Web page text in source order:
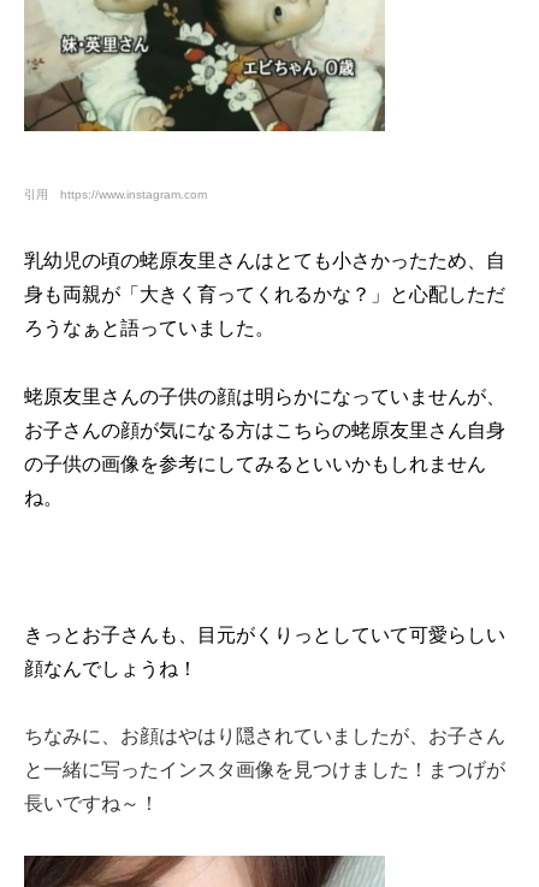
引用 https://www.instagram.com
乳幼児の頃の蛯原友里さんはとても小さかったため、自
身も両親が「大きく育ってくれるかな？」と心配しただ
ろうなぁと語っていました。
蛯原友里さんの子供の顔は明らかになっていませんが、
お子さんの顔が気になる方はこちらの蛯原友里さん自身
の子供の画像を参考にしてみるといいかもしれません
ね。
きっとお子さんも、目元がくりっとしていて可愛らしい
顔なんでしょうね！
ちなみに、お顔はやはり隠されていましたが、お子さん
と一緒に写ったインスタ画像を見つけました！まつげが
長いですね～！